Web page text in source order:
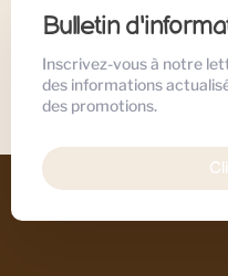
Bulletin
Inscrivez-vous à notre
des informations
des promotions.